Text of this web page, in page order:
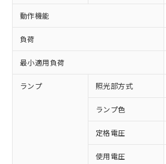
動作機能
負荷
最小適用負荷
ランプ 照光部方式
ランプ色
定格電圧
使用電圧